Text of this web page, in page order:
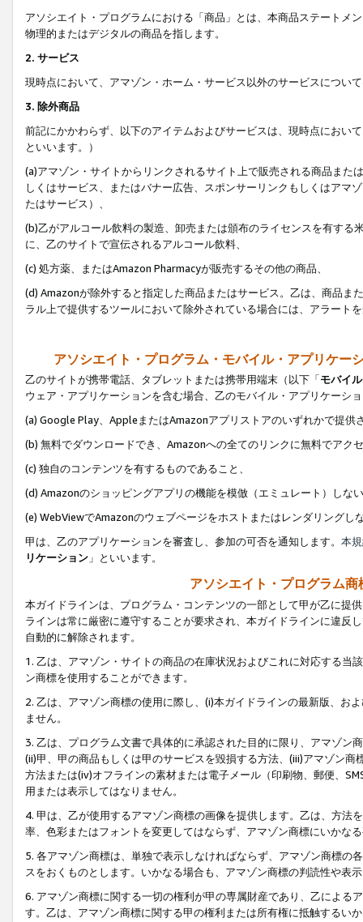
アソシエイト・プログラムにおける「商品」とは、本商品ステートメ
物理的またはデジタルの商品を指します。
2. サービス
現時点において、アマゾン・ホーム・サービス以外のサービスについ
3. 除外商品
前記にかかわらず、以下のアイテムおよびサービスは、現時点におい
といいます。）
(a)アマゾン・サイトからリンクされるサイト上で販売される商品ま
しくはサービス、またはバナー広告、スポンサーリンクもしくはアマ
たはサービス）、
(b)乙がアルコール飲料の製造、卸売または頒布のライセンスを有す
に、乙のサイトで宣伝されるアルコール飲料、
(c) 処方薬、またはAmazon Pharmacyが販売するその他の商品、
(d) Amazonが除外すると指定した商品またはサービス。乙は、商品ま
ラル上で提供するツールにおいて除外されている場合には、アラート
アソシエイト・プログラム・モバイル・アプリケー
乙のサイトが携帯電話、タブレットまたは携帯用端末（以下「モバイ
ウェア・アプリケーションを含む場合、乙のモバイル・アプリケーシ
(a) Google Play、AppleまたはAmazonアプリストアのいずれかで提供
(b) 無料でダウンロードでき、Amazonへの全てのリンクに無料でアク
(c) 独自のコンテンツを有するものであること、
(d) Amazonのショッピングアプリの機能を模倣（エミュレート）しな
(e) WebViewでAmazonのウェブページをホストまたはレンダリングし
甲は、乙のアプリケーションを審査し、参加の可否を通知します。 本
リケーション 」といいます。
アソシエイト・プログラム
本ガイドラインは、プログラム・コンテンツの一部として甲が乙に提
ラインは常に厳密に遵守することが要求され、本ガイドラインに違反
自動的に解除されます。
1. 乙は、アマゾン・サイトの商品の在庫状況およびこれに対応する
ン商標を使用することができます。
2. 乙は、アマゾン商標の使用に際し、(i)本ガイドラインの最新版、お
ません。
3. 乙は、プログラム文書で具体的に承認された目的に限り、アマゾン
(ii)甲、甲の商品もしくは甲のサービスを毀損する方法、(iii)アマゾン
方法または(iv)オフラインの素材または電子メール（印刷物、郵便、
用または表示してはなりません。
4. 甲は、乙が使用するアマゾン商標の画像を提供します。乙は、方
率、色彩またはフォントを変更してはならず、アマゾン商標にいかな
5. 各アマゾン商標は、単独で表示しなければならず、アマゾン商標
スをおくものとします。いかなる場合も、アマゾン商標の判読性や表
6. アマゾン商標に関する一切の権利が甲の専属財産であり、乙による
す。乙は、アマゾン商標に関する甲の権利または所有権に抵触するい